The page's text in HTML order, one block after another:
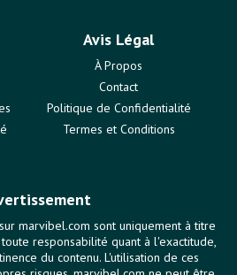
Avis Légal
À Propos
Contact
Politique de Confidentialité
Termes et Conditions
marvibel.com sont uniquement à titre
responsabilité quant à l'exactitude,
du contenu. L'utilisation de ces